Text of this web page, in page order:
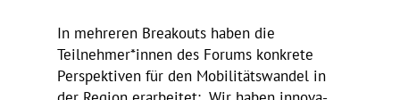
In mehreren Brea­kouts haben die
Teilnehmer*innen des Forums konkrete
Perspek­tiven für den Mobi­li­täts­wandel in